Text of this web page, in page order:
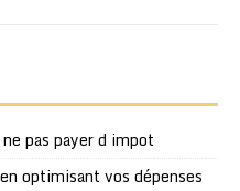
pas payer d impot
optimisant vos dépenses